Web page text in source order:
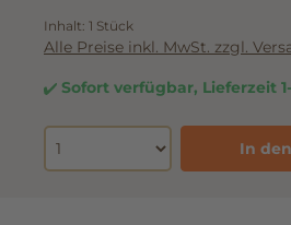
Inhalt: 1 Stück
Alle Preise inkl. MwSt. zzgl.
Sofort verfügbar, Lieferzeit
In